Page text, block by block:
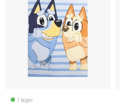
I lager